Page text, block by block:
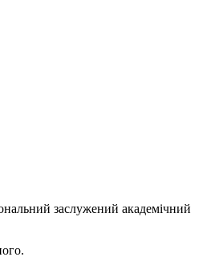
заслужений академічний